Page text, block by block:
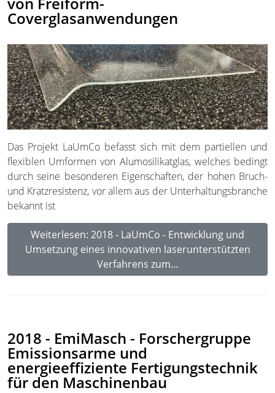
Coverglasanwendungen
Das Projekt LaUmCo befasst sich mit dem partiellen und
flexiblen Umformen von Alumosilikatglas, welches bedingt
durch seine besonderen Eigenschaften, der hohen Bruch-
und Kratzresistenz, vor allem aus der Unterhaltungsbranche
bekannt ist
Weiterlesen: 2018 - LaUmCo - Entwicklung und
Umsetzung eines innovativen laserunterstützten
Verfahrens zum...
2018 - EmiMasch - Forschergruppe
Emissionsarme und
energieeffiziente Fertigungstechnik
für den Maschinenbau